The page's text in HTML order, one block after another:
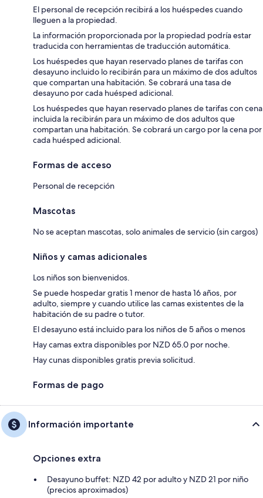
El personal de recepción recibirá a los huéspedes cuando
lleguen a la propiedad.
La información proporcionada por la propiedad podría estar
traducida con herramientas de traducción automática.
Los huéspedes que hayan reservado planes de tarifas con
desayuno incluido lo recibirán para un máximo de dos adultos
que compartan una habitación. Se cobrará una tasa de
desayuno por cada huésped adicional.
Los huéspedes que hayan reservado planes de tarifas con cena
incluida la recibirán para un máximo de dos adultos que
compartan una habitación. Se cobrará un cargo por la cena por
cada huésped adicional.
Formas de acceso
Personal de recepción
Mascotas
No se aceptan mascotas, solo animales de servicio (sin cargos)
Niños y camas adicionales
Los niños son bienvenidos.
Se puede hospedar gratis 1 menor de hasta 16 años, por
adulto, siempre y cuando utilice las camas existentes de la
habitación de su padre o tutor.
El desayuno está incluido para los niños de 5 años o menos
Hay camas extra disponibles por NZD 65.0 por noche.
Hay cunas disponibles gratis previa solicitud.
Formas de pago
Información importante
Opciones extra
Desayuno buffet: NZD 42 por adulto y NZD 21 por niño
(precios aproximados)